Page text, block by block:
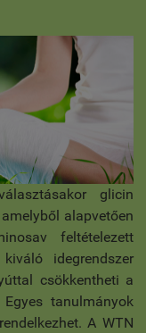
glicin
alapvetően
feltételezett
idegrendszer
csökkentheti a
tanulmányok
A WTN